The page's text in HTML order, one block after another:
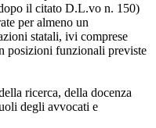
il citato D.L.vo n. 150)
per almeno un
statali, ivi comprese
posizioni funzionali previste
ricerca, della docenza
degli avvocati e